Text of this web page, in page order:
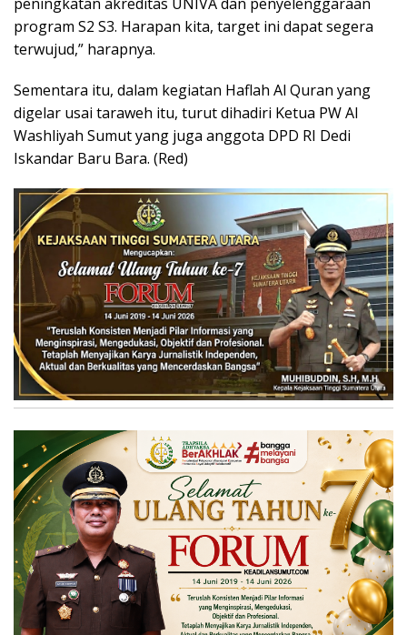
program S2 S3. Harapan kita, target ini dapat segera
terwujud,” harapnya.
Sementara itu, dalam kegiatan Haflah Al Quran yang
digelar usai taraweh itu, turut dihadiri Ketua PW Al
Washliyah Sumut yang juga anggota DPD RI Dedi
Iskandar Baru Bara. (Red)